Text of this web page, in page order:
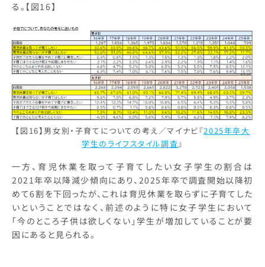
る。【図16】
【図16】男女別・子育てについての考え／マイナビ『2025年卒大
学生のライフスタイル調査』
一方、育児休業を取って子育てしたい女子学生の割合は
2021年卒以降減少傾向にあり、2025年卒で調査開始以降初
めて6割を下回ったが、これは育児休業を取らずに子育てした
いということではなく、前述のように特に女子学生において
「今のところ子供は欲しくない」学生が増加していることが要
因にあると見られる。